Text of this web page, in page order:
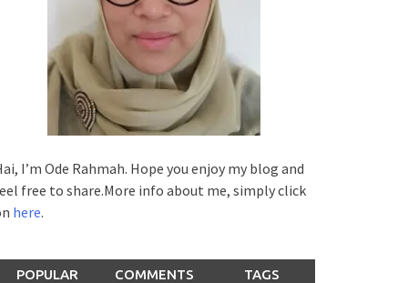
I’m Ode Rahmah. Hope you enjoy my blog and
free to share.More info about me, simply click
here.
POPULAR COMMENTS TAGS